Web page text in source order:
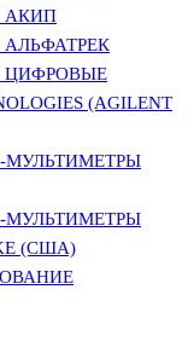
АКИП
ЦИФРОВЫЕ
(AGILENT
(США)